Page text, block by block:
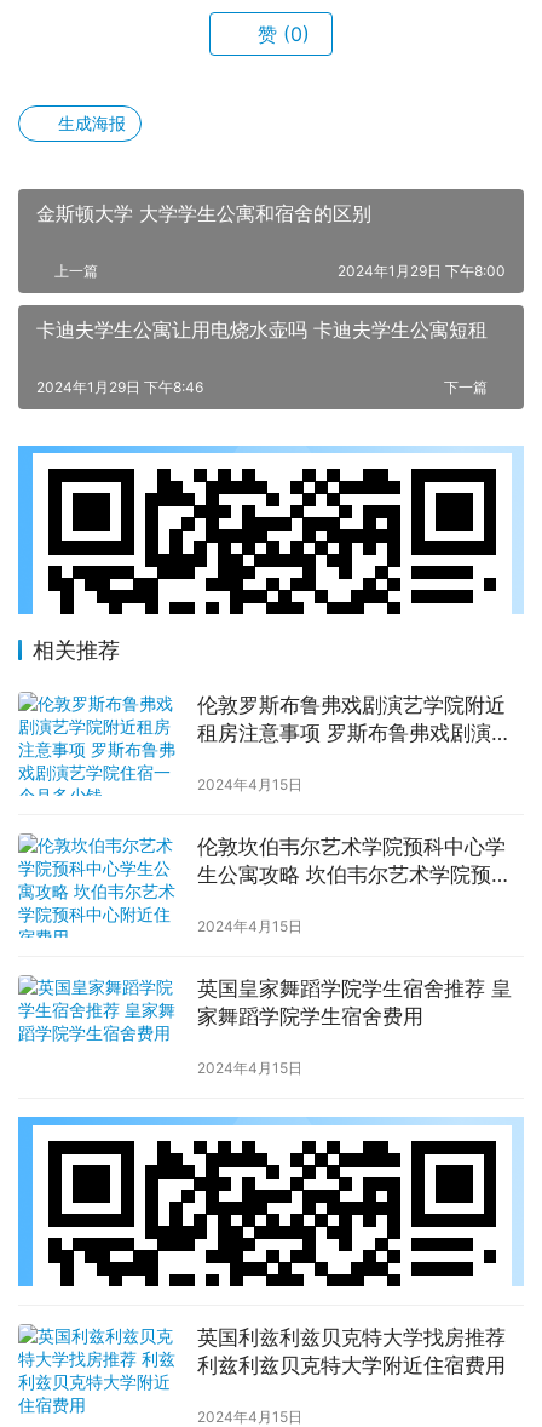
赞 (0)
生成海报
金斯顿大学 大学学生公寓和宿舍的区别
上一篇 2024年1月29日 下午8:00
卡迪夫学生公寓让用电烧水壶吗 卡迪夫学生公寓短租
下一篇
2024年1月29日 下午8:46
相关推荐
伦敦罗斯布鲁弗戏剧演艺学院附近
租房注意事项 罗斯布鲁弗戏剧演艺
2024年4月15日
伦敦坎伯韦尔艺术学院预科中心学
生公寓攻略 坎伯韦尔艺术学院预科
2024年4月15日
英国皇家舞蹈学院学生宿舍推荐 皇
家舞蹈学院学生宿舍费用
2024年4月15日
英国利兹利兹贝克特大学找房推荐
利兹利兹贝克特大学附近住宿费用
2024年4月15日